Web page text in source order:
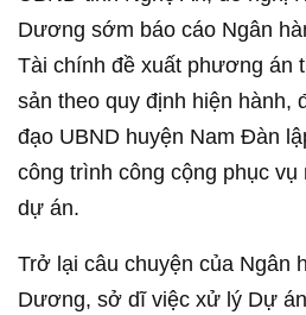
Dương sớm báo cáo Ngân
Tài chính đề xuất phương án
sản theo quy định hiện hành,
đạo UBND huyện Nam Đàn
công trình công cộng phục
dự án.
Trở lại câu chuyện của Ngân
Dương, sở dĩ việc xử lý Dự